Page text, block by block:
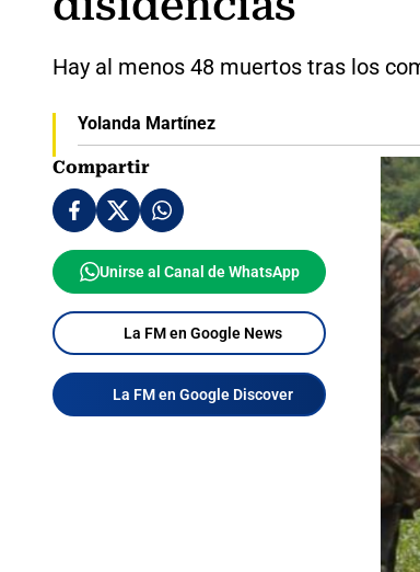
Hay al menos 48 muertos tras los
Yolanda Martínez
Compartir
Unirse al Canal de WhatsApp
La FM en Google News
La FM en Google Discover